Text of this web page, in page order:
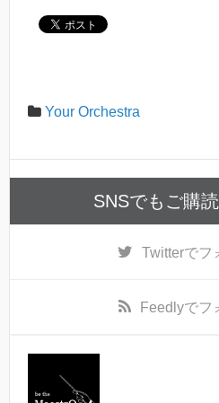
c
o
k
tt
Your Orchestra
SNSでもご購
Twitterでフ
Feedlyでフ